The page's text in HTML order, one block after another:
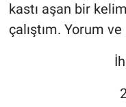
kastı aşan bir
çalıştım. Yorum